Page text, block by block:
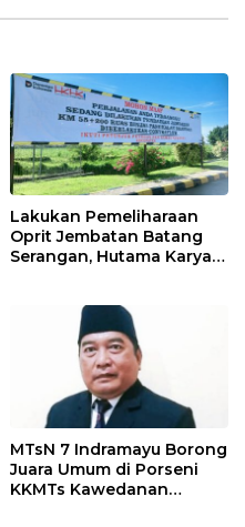
Lakukan Pemeliharaan
Oprit Jembatan Batang
Serangan, Hutama Karya
MTsN 7 Indramayu Borong
Juara Umum di Porseni
KKMTs Kawedanan